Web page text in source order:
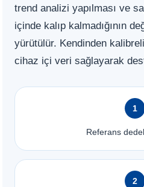
trend analizi yapılması ve
içinde kalıp kalmadığının
yürütülür. Kendinden
cihaz içi veri sağlayarak
1
Referans
2